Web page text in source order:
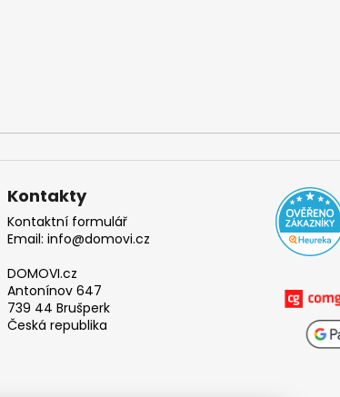
Kontakty
Kontaktní formulář
Email: info@domovi.cz
DOMOVI.cz
Antonínov 647
739 44 Brušperk
Česká republika